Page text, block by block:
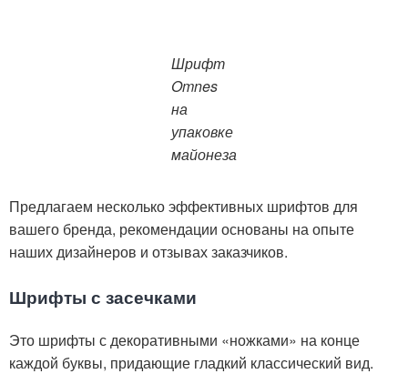
Шрифт
Omnes
на
упаковке
майонеза
Предлагаем несколько эффективных шрифтов для
вашего бренда, рекомендации основаны на опыте
наших дизайнеров и отзывах заказчиков.
Шрифты с засечками
Это шрифты с декоративными «ножками» на конце
каждой буквы, придающие гладкий классический вид.